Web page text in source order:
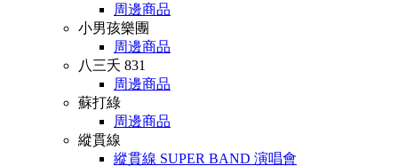
周邊商品
小男孩樂團
周邊商品
八三夭 831
周邊商品
蘇打綠
周邊商品
縱貫線
縱貫線 SUPER BAND 演唱會